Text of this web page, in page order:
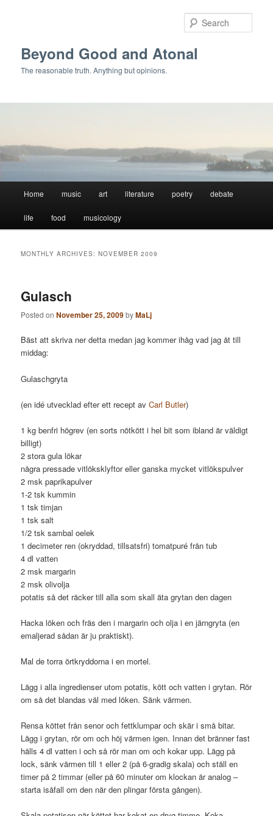
Beyond Good and Atonal
The reasonable truth. Anything but opinions.
Home music art literature poetry debate
life food musicology
MONTHLY ARCHIVES:NOVEMBER 2009
Gulasch
Posted onNovember 25, 2009byMaLj
Bäst att skriva ner detta medan jag kommer ihåg vad jag åt till
middag:
Gulaschgryta
(en idé utvecklad efter ett recept avCarl Butler)
1 kg benfri högrev (en sorts nötkött i hel bit som ibland är väldigt
billigt)
2 stora gula lökar
några pressade vitlöksklyftor eller ganska mycket vitlökspulver
2 msk paprikapulver
1-2 tsk kummin
1 tsk timjan
1 tsk salt
1/2 tsk sambal oelek
1 decimeter ren (okryddad, tillsatsfri) tomatpuré från tub
4 dl vatten
2 msk margarin
2 msk olivolja
potatis så det räcker till alla som skall äta grytan den dagen
Hacka löken och fräs den i margarin och olja i en järngryta (en
emaljerad sådan är ju praktiskt).
Mal de torra örtkryddorna i en mortel.
Lägg i alla ingredienser utom potatis, kött och vatten i grytan. Rör
om så det blandas väl med löken. Sänk värmen.
Rensa köttet från senor och fettklumpar och skär i små bitar.
Lägg i grytan, rör om och höj värmen igen. Innan det bränner fast
hälls 4 dl vatten i och så rör man om och kokar upp. Lägg på
lock, sänk värmen till 1 eller 2 (på 6-gradig skala) och ställ en
timer på 2 timmar (eller på 60 minuter om klockan är analog –
starta isåfall om den när den plingar första gången).